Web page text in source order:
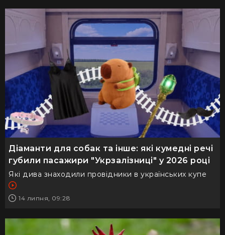
Діаманти для собак та інше: які кумедні речі
губили пасажири "Укрзалізниці" у 2026 році
Які дива знаходили провідники в українських купе
14 липня, 09:28